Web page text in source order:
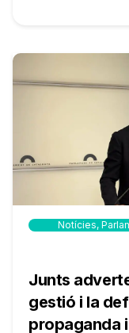
Notícies,
Junts
gestió i la
propaganda i